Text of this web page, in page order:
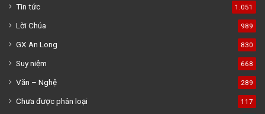
Tin tức 1.051
Lời Chúa 989
GX An Long 830
Suy niệm 668
Văn – Nghệ 289
Chưa được phân loại 117